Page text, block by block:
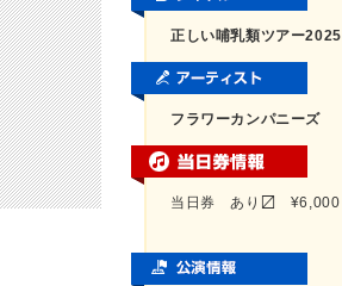
正しい哺乳類ツアー2025
フラワーカンパニーズ
当日券 あり〼 ¥6,000